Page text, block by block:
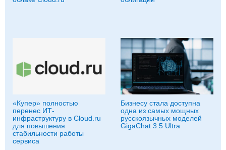
«Купер» полностью
перенес ИТ-
инфраструктуру в Cloud.ru
для повышения
стабильности работы
сервиса
Бизнесу стала доступна
одна из самых мощных
русскоязычных моделей
GigaChat 3.5 Ultra